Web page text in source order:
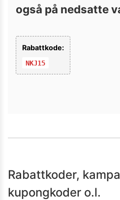
også på nedsatte
Rabattkode:
NKJ15
Rabattkoder,
kupongkoder o.l.